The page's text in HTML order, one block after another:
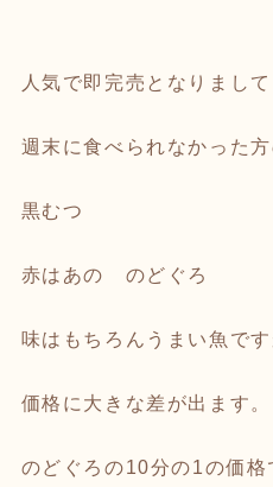
人気で即完売となりまして
週末に食べられなかった方
黒むつ
赤はあの のどぐろ
味はもちろんうまい魚で
価格に大きな差が出ます。
のどぐろの10分の1の価格